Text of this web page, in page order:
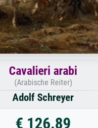
Cavalieri arabi
(Arabische Reiter)
Adolf Schreyer
€ 126.89